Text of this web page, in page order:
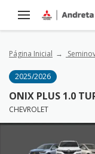
Página Inicial
2025/2026
ONIX PLUS 1.0
CHEVROLET